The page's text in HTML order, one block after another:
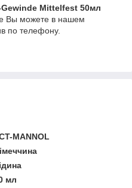
Mittelfest 50мл
Вы можете в нашем
по телефону.
MANNOL
мл